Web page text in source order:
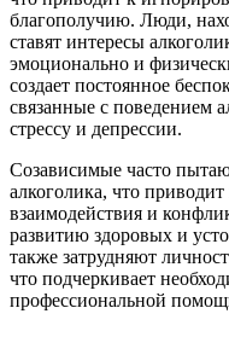
благополучию. Люди,
ставят интересы
эмоционально и
создает постоянное
связанные с поведением
стрессу и депрессии.
Созависимые часто
алкоголика, что
взаимодействия и
развитию здоровых и
также затрудняют
что подчеркивает
профессиональной